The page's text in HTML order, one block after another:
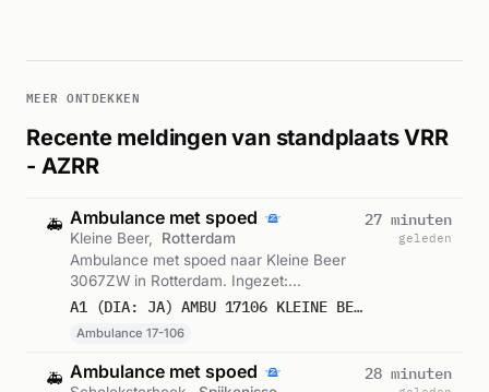
MEER ONTDEKKEN
Recente meldingen van standplaats VRR
- AZRR
🚑 Ambulance met spoed
Kleine Beer,
Rotterdam
Ambulance met spoed naar Kleine Beer
3067ZW in Rotterdam. Ingezet:
Ambulance 17-106. Gemeld om 19:58.
A1 (DIA: JA) AMBU 17106 KLEINE BEER 3067ZW ROTTERDAM ROTTDM BON 122565
Ambulance 17-106
27 minuten
geleden
🚑 Ambulance met spoed 28 minuten